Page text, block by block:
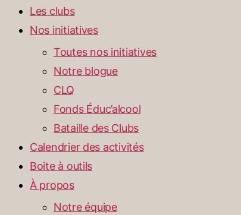
Les clubs
Nos initiatives
Toutes nos initiatives
Notre blogue
CLQ
Fonds Éduc’alcool
Bataille des Clubs
Calendrier des activités
Boite à outils
À propos
Notre équipe